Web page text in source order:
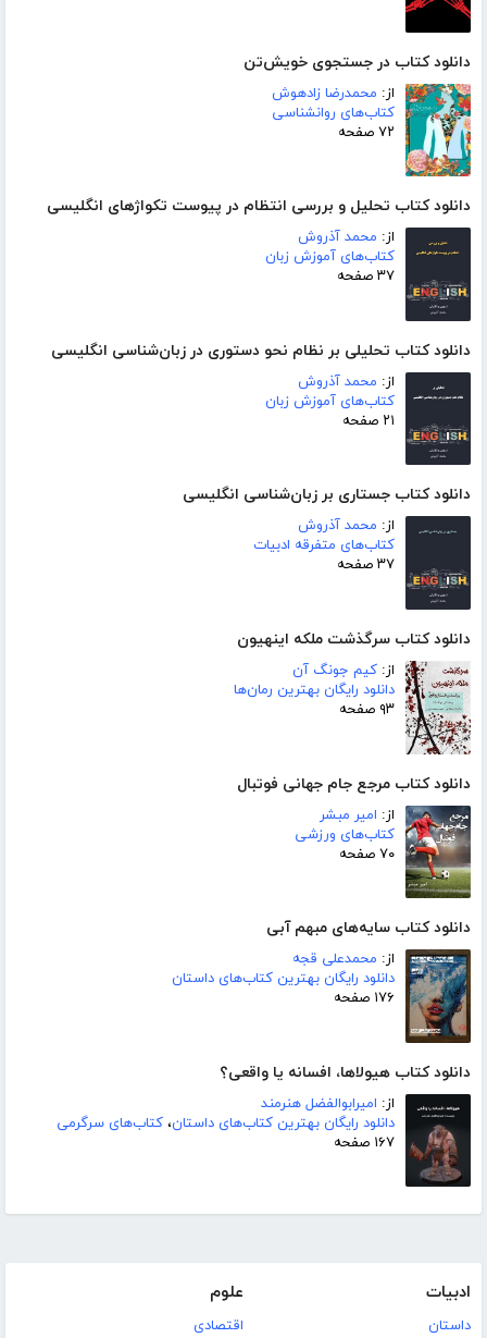
دانلود کتاب در جستجوی خویش‌تن
از: محمدرضا زادهوش
کتاب‌های روانشناسی
۷۲ صفحه
دانلود کتاب تحلیل و بررسی انتظام در پیوست تکواژهای انگلیسی
از: محمد آذروش
کتاب‌های آموزش زبان
۳۷ صفحه
دانلود کتاب تحلیلی بر نظام نحو دستوری در زبان‌شناسی انگلیسی
از: محمد آذروش
کتاب‌های آموزش زبان
۲۱ صفحه
دانلود کتاب جستاری بر زبان‌شناسی انگلیسی
از: محمد آذروش
کتاب‌های متفرقه ادبیات
۳۷ صفحه
دانلود کتاب سرگذشت ملکه اینهیون
از: کیم جونگ آن
دانلود رایگان بهترین رمان‌ها
۹۳ صفحه
دانلود کتاب مرجع جام جهانی فوتبال
از: امیر مبشر
کتاب‌های ورزشی
۷۰ صفحه
دانلود کتاب سایه‌های مبهم آبی
از: محمدعلی قجه
دانلود رایگان بهترین کتاب‌های داستان
۱۷۶ صفحه
دانلود کتاب هیولاها، افسانه یا واقعی؟
از: امیرابوالفضل هنرمند
دانلود رایگان بهترین کتاب‌های داستان، کتاب‌های سرگرمی
۱۶۷ صفحه
ادبیات
داستان
علوم
اقتصادی